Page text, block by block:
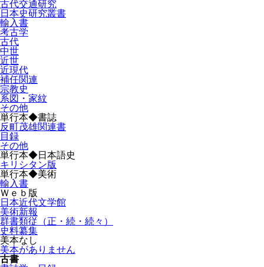
古代交通研究
日本史研究叢書
輸入書
考古学
古代
中世
近世
近現代
補任関連
宗教史
系図・家紋
その他
単行本◆書誌
反町茂雄関連書
目録
その他
単行本◆日本語史
キリシタン版
単行本◆美術
輸入書
Ｗｅｂ版
日本近代文学館
美術新報
群書類従（正・続・続々）
史料纂集
美本なし
美本がありません
古書